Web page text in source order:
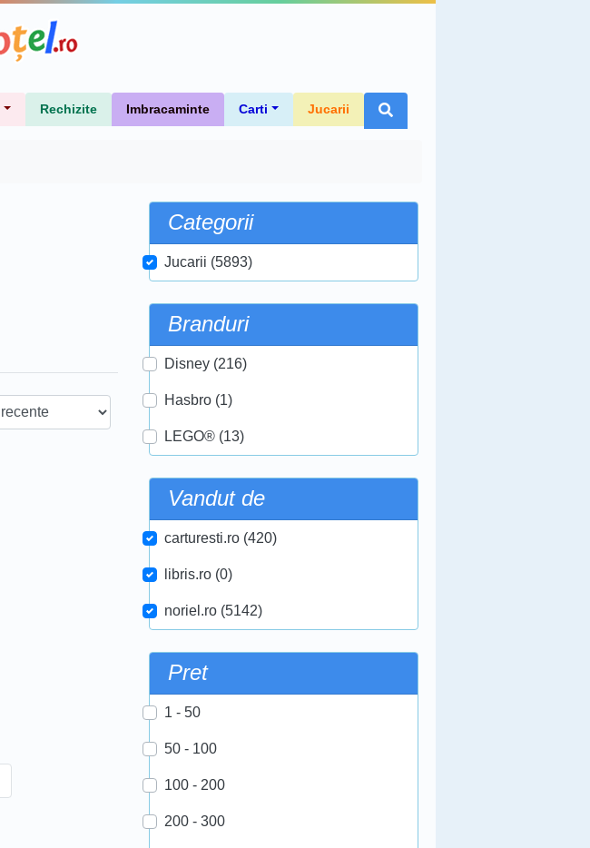
Rechizite Imbracaminte Carti Jucarii
Categorii
Jucarii (5893)
Branduri
Disney (216)
Hasbro (1)
LEGO® (13)
Vandut de
carturesti.ro (420)
libris.ro (0)
noriel.ro (5142)
Pret
1 - 50
50 - 100
100 - 200
200 - 300